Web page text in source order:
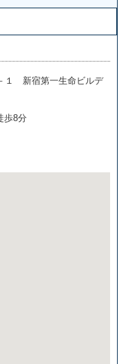
１ 新宿第一生命ビルデ
歩8分